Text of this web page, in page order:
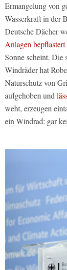
Ermangelung von
Wasserkraft in der
Deutsche Dächer
Anlagen bepflastert
Sonne scheint. Die
Windräder hat
Naturschutz von
aufgehoben und
weht, erzeugen
ein Windrad: gar